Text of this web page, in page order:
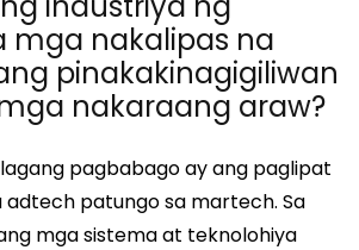
mga nakalipas na
pinakakinagigiliwan
nakaraang araw?
pagbabago ay ang paglipat
adtech patungo sa martech. Sa
mga sistema at teknolohiya